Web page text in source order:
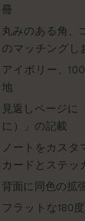
冊
丸みのある角、
のマッチングし
アイボリー、
地
見返しページに
に）」の記載
ノートをカス
カードとステッ
背面に同色の拡
フラットな180